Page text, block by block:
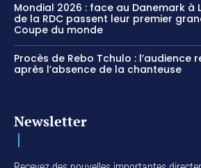
Mondial 2026 : face au Danemark à
de la RDC passent leur premier
Coupe du monde
Procès de Rebo Tchulo : l’audience
après l’absence de la chanteuse
Newsletter